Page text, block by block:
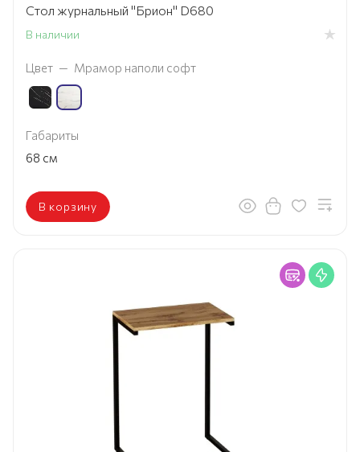
Стол журнальный "Брион" D680
В наличии
Цвет — Мрамор наполи софт
Габариты
68 см
В корзину